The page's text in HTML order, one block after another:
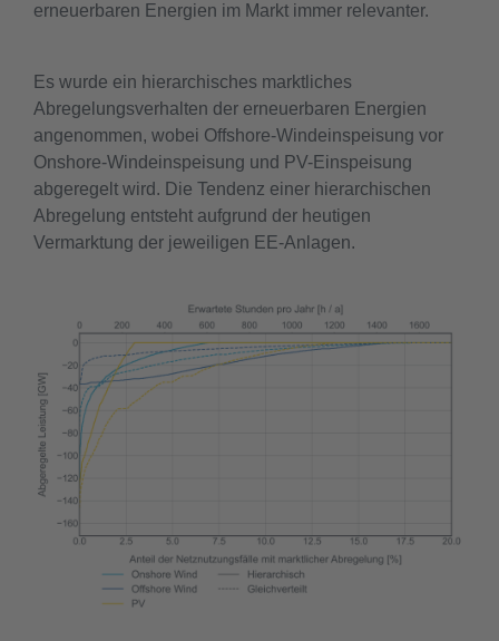
erneuerbaren Energien im Markt immer relevanter.
Es wurde ein hierarchisches marktliches
Abregelungsverhalten der erneuerbaren Energien
angenommen, wobei Offshore-Windeinspeisung vor
Onshore-Windeinspeisung und PV-Einspeisung
abgeregelt wird. Die Tendenz einer hierarchischen
Abregelung entsteht aufgrund der heutigen
Vermarktung der jeweiligen EE-Anlagen.